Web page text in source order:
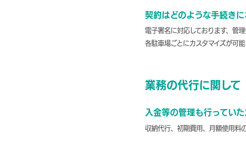
契約はどのような手続き
電子署名に対応しております、管
各駐車場ごとにカスタマイズが可
業務の代行に関して
入金等の管理も行ってい
収納代行、初期費用、月額使用料